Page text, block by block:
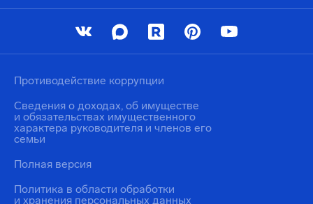
Политика в области обработки
и хранения персональных данных
Противодействие коррупции
Сведения о доходах, об имуществе
и обязательствах имущественного
характера руководителя и членов его
семьи
Полная версия